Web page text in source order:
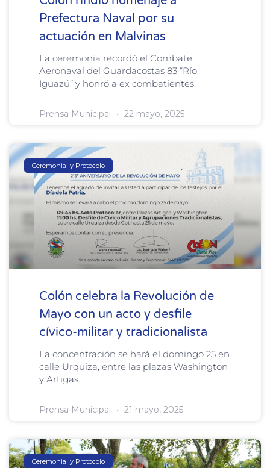
Prefectura Naval por su
actuación en Malvinas
La ceremonia recordó el Combate
Aeronaval del Guardacostas 83 “Río
Iguazú” y honró a ex combatientes.
Prensa Municipal 22 mayo, 2025
Ceremonial y Protocolo
Colón celebra la Revolución de
Mayo con un acto y desfile
cívico-militar y tradicionalista
La concentración se hará el domingo 25 en
calle Urquiza, entre las plazas Washington
y Artigas.
Prensa Municipal 21 mayo, 2025
Ceremonial y Protocolo